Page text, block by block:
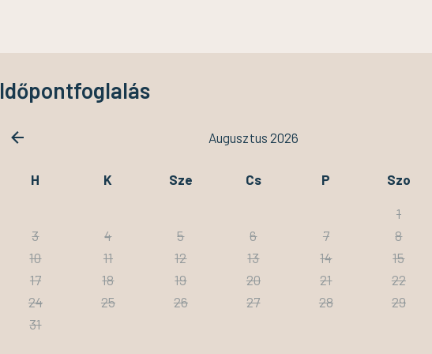
Időpontfoglalás
Augusztus 2026
H K Sze Cs P Szo
1
3
4 5 6 7 8
10
11 12 13 14 15
17
18 19 20 21 22
24
25 26 27 28 29
31